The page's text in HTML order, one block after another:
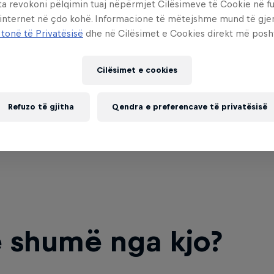
nga kjo?
revokoni pëlqimin tuaj nëpërmjet Cilësimeve të Cookie në
në çdo kohë. Informacione të mëtejshme mund të
të Privatësisë dhe në Cilësimet e Cookies direkt më
Cilësimet e cookies
Refuzo të gjitha Qendra e preferencave të privatësisë